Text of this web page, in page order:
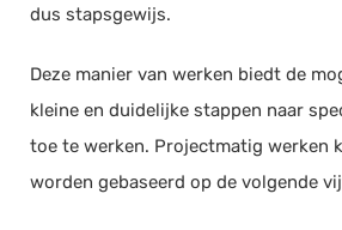
dus stapsgewijs.
Deze manier van werken biedt de
kleine en duidelijke stappen naar
toe te werken. Projectmatig werken
worden gebaseerd op de volgende